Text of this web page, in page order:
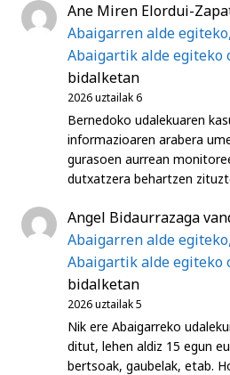
Ane Miren Elordui-
Abaigarren alde
Abaigartik alde egiteko
bidalketan
2026 uztailak 6
Bernedoko udalekuaren
informazioaren arabera
gurasoen aurrean
dutxatzera behartzen
Angel Bidaurrazaga
Abaigarren alde
Abaigartik alde egiteko
bidalketan
2026 uztailak 5
Nik ere Abaigarreko
ditut, lehen aldiz 15 egun
bertsoak, gaubelak, etab.